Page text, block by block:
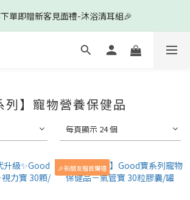
單即贈新客見面禮-沐浴清耳組🎉
單即贈新客見面禮-沐浴清耳組🎉
✨皮膚系列買2送10滿額再折150元✨
5
4
3
7
4
2
1
9
8
3
1
0
5
2
0
9
8
7
2
0
9
8
4
2
1
0
單即贈新客見面禮-沐浴清耳組🎉
列】寵物營養保健品
每頁顯示 24 個
🎉新朋友贈首購禮